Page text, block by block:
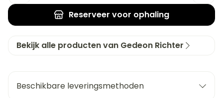
Reserveer voor ophaling
Bekijk alle producten van Gedeon Richter
Beschikbare leveringsmethoden